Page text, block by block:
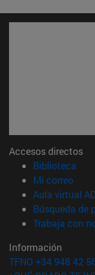
Accesos directos
Biblioteca
Mi correo
Aula virtual
Búsqueda de
Trabaja con
Información
TFNO +34 948 42